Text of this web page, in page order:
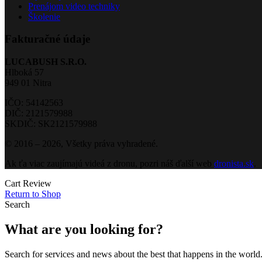
Prenájom video techniky
Školenie
Fakturačné údaje
LUCABUSH S.R.O.
Hlboká 57
949 01 Nitra
IČO: 54142563
DIČ: 2121579988
SKDIČ: SK2121579988
© 2016 – 2026, Všetky práva vyhradené.
Ak ťa viac zaujímajú videá z dronu, pozri náš ďalší web dronista.sk
Cart Review
Return to Shop
Search
What are you looking for?
Search for services and news about the best that happens in the world.